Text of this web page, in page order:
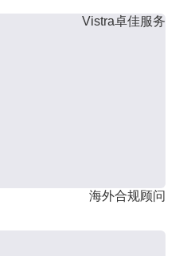
Vistra卓佳服务
海外合规顾问